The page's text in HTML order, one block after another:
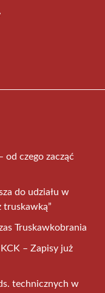
od czego zacząć
do udziału w
truskawką”
Truskawkobrania
– Zapisy już
technicznych w